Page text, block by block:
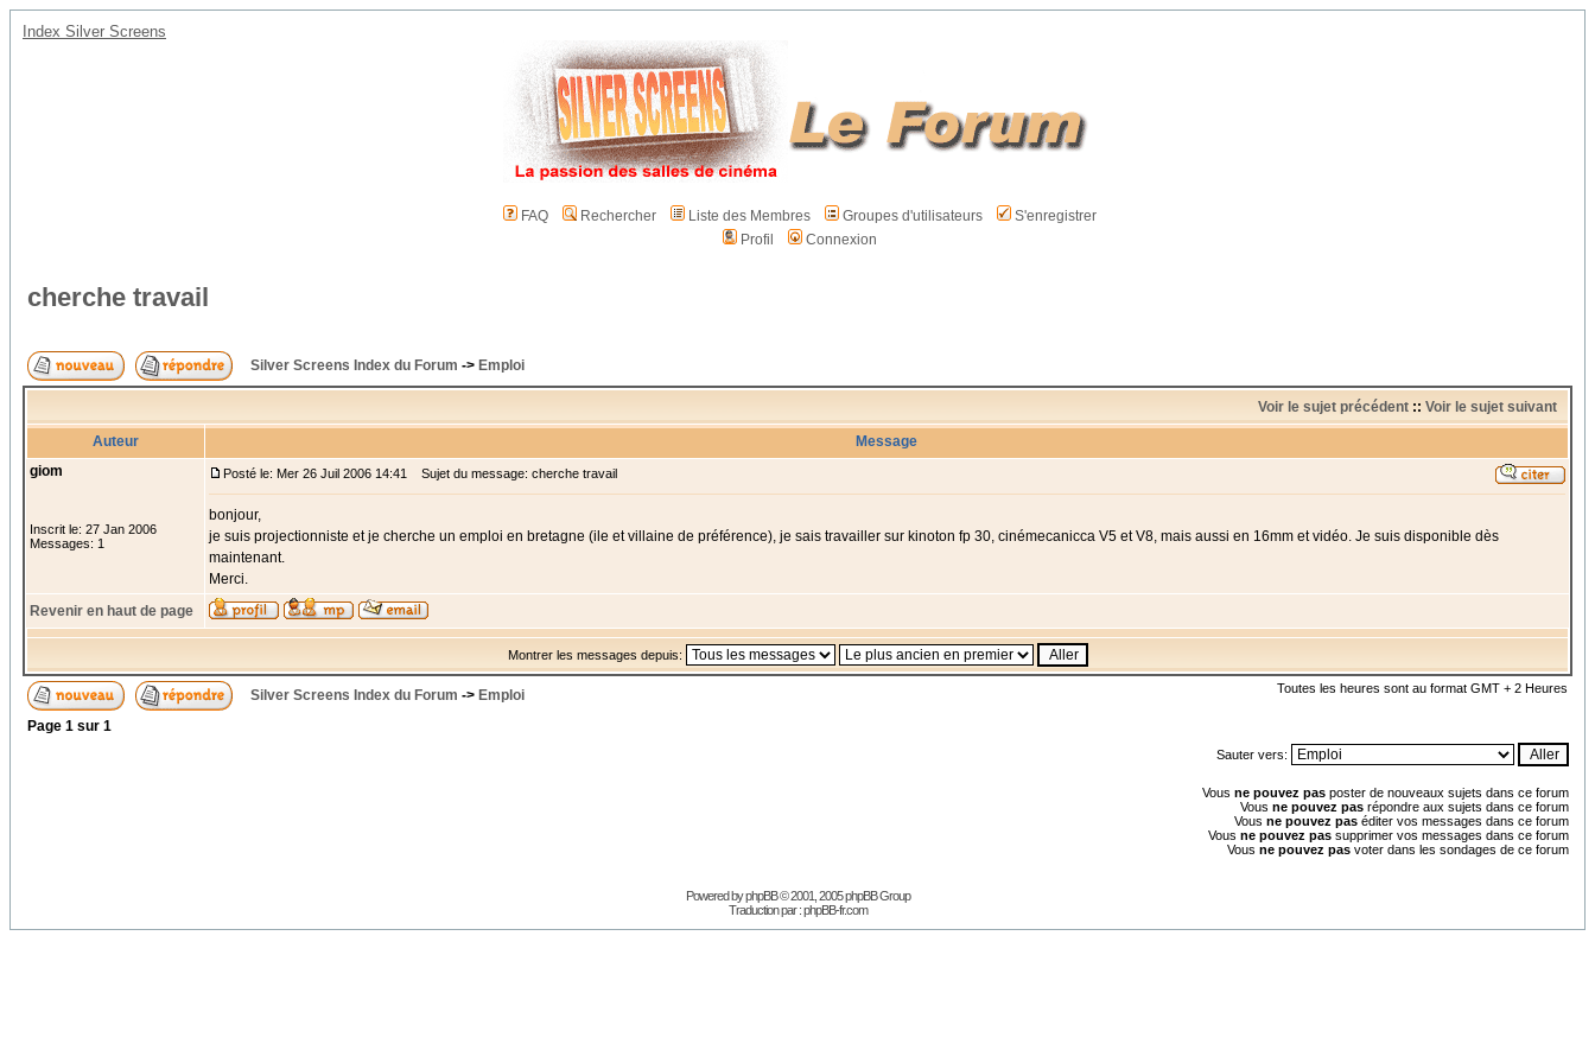
Index Silver Screens
FAQ Rechercher Liste des Membres Groupes d'utilisateurs
S'enregistrer
Profil
Connexion
cherche travail
Silver Screens Index du Forum -> Emploi
Voir le sujet précédent :: Voir le sujet suivant
Auteur
Message
giom
Inscrit le: 27 Jan 2006
Messages: 1
Posté le: Mer 26 Juil 2006 14:41 Sujet du message: cherche travail
bonjour,
je suis projectionniste et je cherche un emploi en bretagne (ile et villaine de préférence), je sais travailler sur kinoton fp 30, cinémecanicca V5 et V8, mais aussi en 16mm et vidéo. Je suis disponible dès
maintenant.
Merci.
Revenir en haut de page
Montrer les messages depuis:
Silver Screens Index du Forum -> Emploi Toutes les heures sont au format GMT + 2 Heures
Page 1 sur 1
Sauter vers:
Vous ne pouvez pas poster de nouveaux sujets dans ce forum
Vous ne pouvez pas répondre aux sujets dans ce forum
Vous ne pouvez pas éditer vos messages dans ce forum
Vous ne pouvez pas supprimer vos messages dans ce forum
Vous ne pouvez pas voter dans les sondages de ce forum
Powered byphpBB© 2001, 2005 phpBB Group
Traduction par :phpBB-fr.com